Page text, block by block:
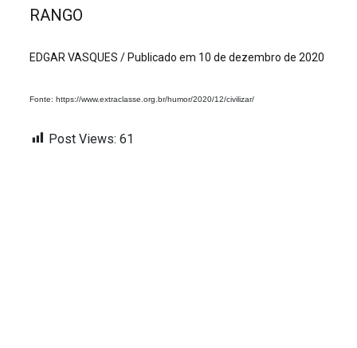
RANGO
EDGAR VASQUES / Publicado em 10 de dezembro de 2020
Fonte: https://www.extraclasse.org.br/humor/2020/12/civilizar/
Post Views: 61